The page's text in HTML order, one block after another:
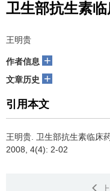
卫生部抗生素
王明贵
作者信息 +
文章历史 +
引用本文
王明贵. 卫生部抗生素临床
2008, 4(4): 2-02